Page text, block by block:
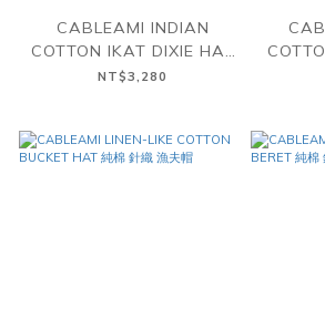
CABLEAMI INDIAN
COTTON IKAT DIXIE HAT
印度棉 伊卡織 水手帽
NT$3,280